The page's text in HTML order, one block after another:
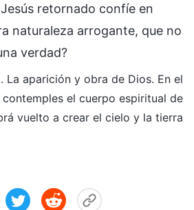
retornado confíe en
naturaleza arrogante, que no
verdad?
La aparición y obra de Dios. En el
el cuerpo espiritual de
vuelto a crear el cielo y la tierra